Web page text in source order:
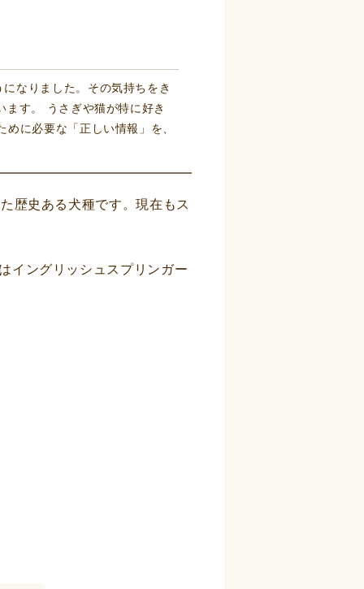
なりました。その気持ちをき
す。 うさぎや猫が特に好き
に必要な「正しい情報」を、
歴史ある犬種です。現在もス
イングリッシュスプリンガー